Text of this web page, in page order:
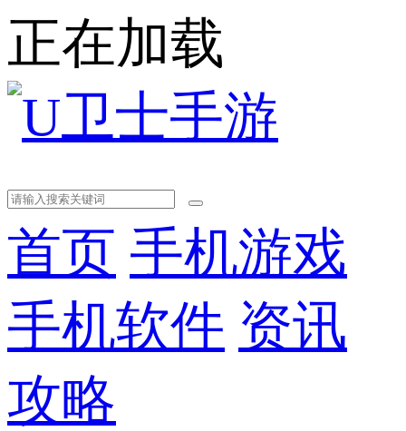
正在加载
首页 手机游戏
手机软件 资讯
攻略